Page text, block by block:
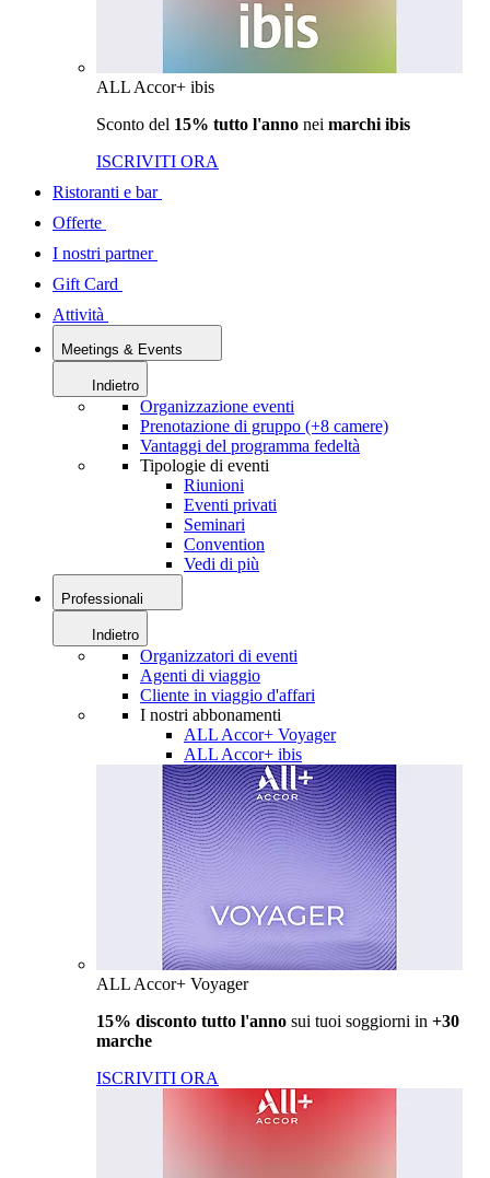
ALL Accor+ ibis
Sconto del 15% tutto l'anno nei marchi ibis
ISCRIVITI ORA
Ristoranti e bar
Offerte
I nostri partner
Gift Card
Attività
Meetings & Events
Indietro
Organizzazione eventi
Prenotazione di gruppo (+8 camere)
Vantaggi del programma fedeltà
Tipologie di eventi
Riunioni
Eventi privati
Seminari
Convention
Vedi di più
Professionali
Indietro
Organizzatori di eventi
Agenti di viaggio
Cliente in viaggio d'affari
I nostri abbonamenti
ALL Accor+ Voyager
ALL Accor+ ibis
ALL Accor+ Voyager
15% disconto tutto l'anno sui tuoi soggiorni in +30
marche
ISCRIVITI ORA